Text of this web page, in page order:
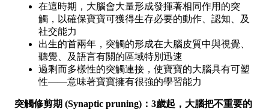
在這時期，大腦會大量形成發揮著相同作用的突
觸，以確保寶寶可獲得生存必要的動作、認知、及
社交能力
出生的首兩年，突觸的形成在大腦皮質中與視覺、
聽覺、及語言有關的區域特別迅速
過剩而多樣性的突觸連接，使寶寶的大腦具有可塑
性——意味著寶寶擁有很強的學習能力
突觸修剪期 (Synaptic pruning)：3歲起，大腦把不重要的